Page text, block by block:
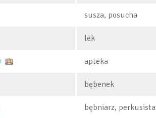
susza, posucha
lek
apteka
bębenek
bębniarz, perkusista